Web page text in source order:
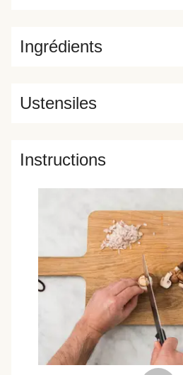
Ingrédients
Ustensiles
Instructions